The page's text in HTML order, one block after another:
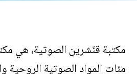
مكتبة قنّشرين الصوتية، هي
مئات المواد الصوتية الروحية